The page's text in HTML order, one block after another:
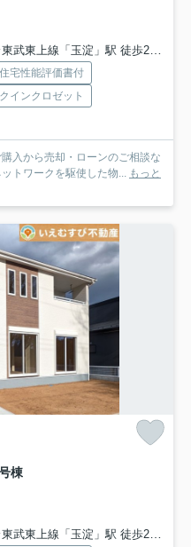
東武東上線「玉淀」駅 徒歩27分
宅性能評価書付
インクロゼット
入から売却・ローンのご相談な
トワークを駆使した物... もっと
棟
東武東上線「玉淀」駅 徒歩27分